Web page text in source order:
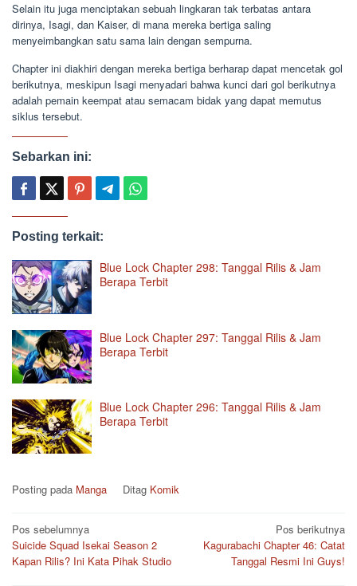
Selain itu juga menciptakan sebuah lingkaran tak terbatas antara
dirinya, Isagi, dan Kaiser, di mana mereka bertiga saling
menyeimbangkan satu sama lain dengan sempurna.
Chapter ini diakhiri dengan mereka bertiga berharap dapat mencetak gol
berikutnya, meskipun Isagi menyadari bahwa kunci dari gol berikutnya
adalah pemain keempat atau semacam bidak yang dapat memutus
siklus tersebut.
Sebarkan ini:
Posting terkait:
Blue Lock Chapter 298: Tanggal Rilis & Jam
Berapa Terbit
Blue Lock Chapter 297: Tanggal Rilis & Jam
Berapa Terbit
Blue Lock Chapter 296: Tanggal Rilis & Jam
Berapa Terbit
Posting pada Manga Ditag Komik
Navigasi
pos
Pos sebelumnya
Suicide Squad Isekai Season 2
Kapan Rilis? Ini Kata Pihak Studio
Pos berikutnya
Kagurabachi Chapter 46: Catat
Tanggal Resmi Ini Guys!